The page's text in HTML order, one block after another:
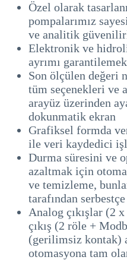
Özel olarak
pompalarımız
ve analitik
Elektronik ve
ayrımı
Son ölçülen değeri
tüm seçenekleri ve
arayüz üzerinden
dokunmatik ekran
Grafiksel formda
ile veri kaydedici
Durma süresini ve
azaltmak için
ve temizleme,
tarafından
Analog çıkışlar (2
çıkış (2 röle +
(gerilimsiz kontak)
otomasyona tam